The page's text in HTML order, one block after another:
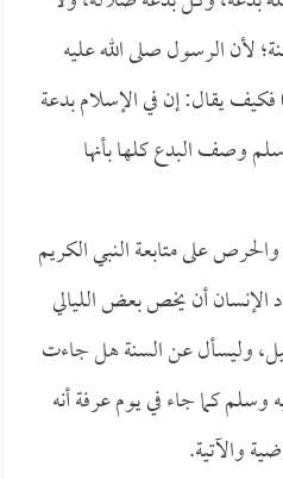
لأن الرسول صلى الله عليه
يقال: إن في الإسلام بدعة
وصف البدع كلها بأنها
على متابعة النبي الكريم
الإنسان أن يخص بعض الليالي
وليسأل عن السنة هل جاءت
كما جاء في يوم عرفة أنه
والآتية.